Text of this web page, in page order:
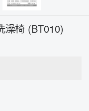
澡椅 (BT010)